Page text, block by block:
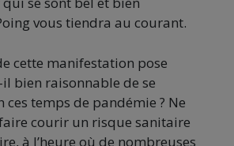
vous tiendra au courant.
cette manifestation pose
bien raisonnable de se
ces temps de pandémie ? Ne
courir un risque sanitaire
à l’heure où de nombreuses